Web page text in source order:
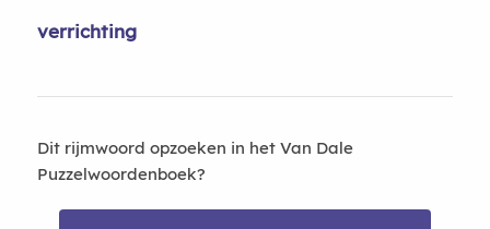
verrichting
Dit rijmwoord opzoeken in het Van Dale
Puzzelwoordenboek?